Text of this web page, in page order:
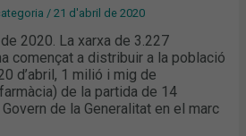
/21 d'abril de 2020
2020. La xarxa de 3.227
començat a distribuir a la població
d’abril, 1 milió i mig de
de la partida de 14
de la Generalitat en el marc